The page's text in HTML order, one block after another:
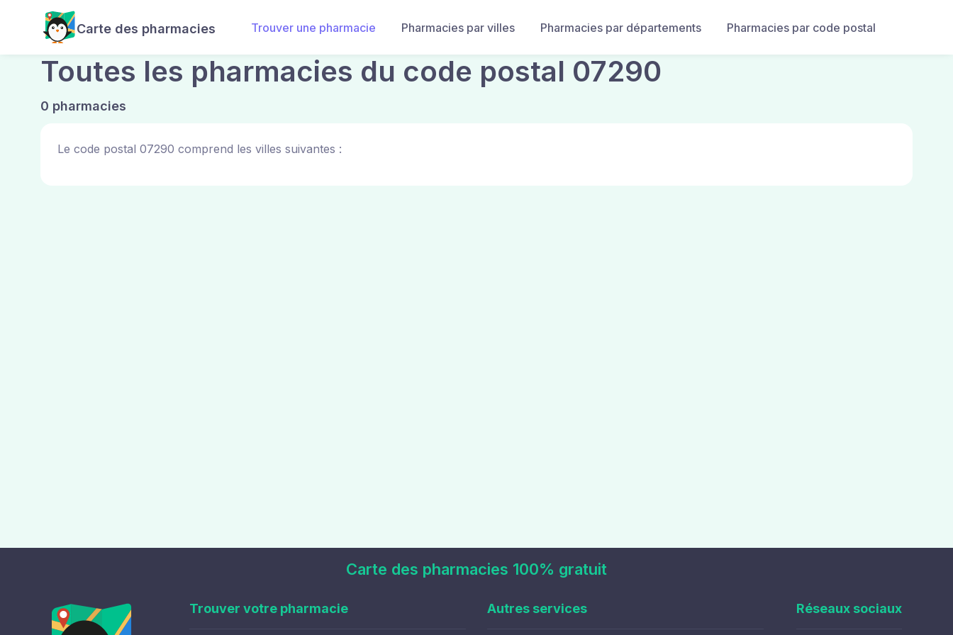
Carte des pharmacies Trouver une pharmacie Pharmacies par villes Pharmacies par départements Pharmacies par code postal
Toutes les pharmacies du code postal 07290
0 pharmacies
Le code postal 07290 comprend les villes suivantes :
Carte des pharmacies 100% gratuit
Trouver votre pharmacie Autres services Réseaux sociaux